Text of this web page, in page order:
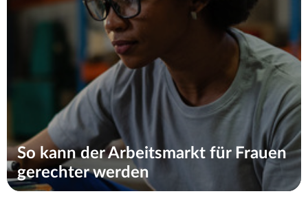
So kann der Arbeitsmarkt für Frauen
gerechter werden